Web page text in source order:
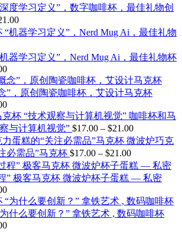
$21.00
度学习定义”，数字咖啡杯，最佳礼物创
价
格
围：
至
$21.00
器学习定义”，Nerd Mug Ai，最佳礼物杯
价
格
范
围：
$17.00
至
$21.00
”，原创陶瓷咖啡杯，艾设计马克杯
价
格
范
围：
$17.00
至
$21.00
咖啡杯和马
与计算机视觉” $17.00 – $21.00价
格
围：
$17.00
$21.00
微波炉巧克
必需品”马克杯 $17.00 – $21.00价
格
范
$17.00
至
” 极客马克杯 微波炉杯子蛋糕 — 私密
价
格
范
围：
什么要创新？” 拿铁艺术 , 数码咖啡杯
价